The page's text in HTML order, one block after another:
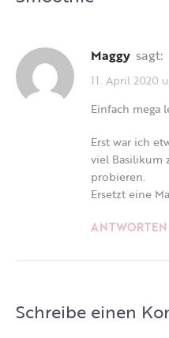
Maggy sagt:
11. April 2020
Einfach
Erst war ich
viel Basilikum
probieren.
Ersetzt eine
ANTWORTEN
Schreibe einen